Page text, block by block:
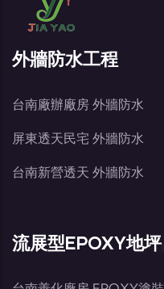
外牆防水工程
台南廠辦廠房 外牆防水
屏東透天民宅 外牆防水
台南新營透天 外牆防水
流展型EPOXY地坪